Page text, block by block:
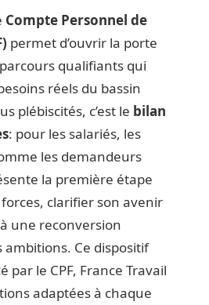
Compte Personnel de
permet d’ouvrir la porte
qualifiants qui
réels du bassin
plébiscités, c’est le bilan
: pour les salariés, les
les demandeurs
la première étape
clarifier son avenir
une reconversion
ambitions. Ce dispositif
par le CPF, France Travail
adaptées à chaque